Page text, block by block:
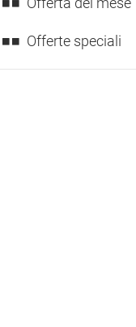
Offerte speciali